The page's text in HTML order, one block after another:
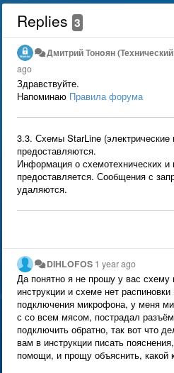
Replies 3
Дмитрий Тонoян
ago
Здравствуйте.
Напоминаю Правила форума
3.3. Схемы StarLine (электрические
предоставляются.
Информация о схемотехнических и
предоставляется. Сообщения с
удаляются.
DIHLOFOS 1 year ago
Да понятно я не прошу у вас схему
инструкции и схеме нет распиновки
подключения микрофона, у меня
с со всем мясом, пострадал
подключить обратно, так вот что
вам в инструкции писать
помощи, и прощу объяснить, какой